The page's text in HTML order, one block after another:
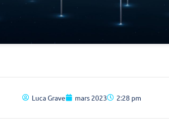
Luca Grave mars 2023 2:28 pm